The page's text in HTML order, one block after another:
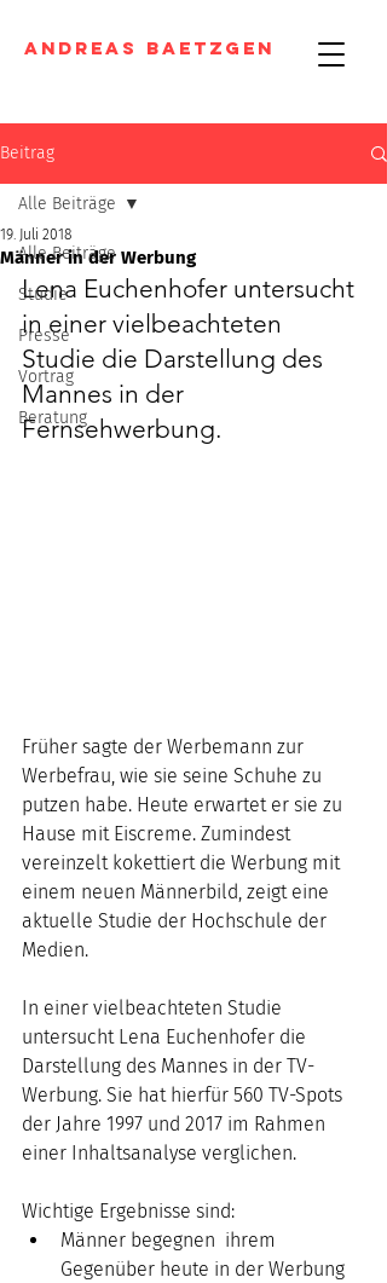
Andreas Baetzgen
Beitrag
Alle Beiträge
Studie
Presse
Vortrag
Beratung
Alle Beiträge
Männer in der Werbung
19. Juli 2018
Lena Euchenhofer untersucht
in einer vielbeachteten
Studie die Darstellung des
Mannes in der
Fernsehwerbung.
Früher sagte der Werbemann zur
Werbefrau, wie sie seine Schuhe zu
putzen habe. Heute erwartet er sie zu
Hause mit Eiscreme. Zumindest
vereinzelt kokettiert die Werbung mit
einem neuen Männerbild, zeigt eine
aktuelle Studie der Hochschule der
Medien.
In einer vielbeachteten Studie
untersucht Lena Euchenhofer die
Darstellung des Mannes in der TV-
Werbung. Sie hat hierfür 560 TV-Spots
der Jahre 1997 und 2017 im Rahmen
einer Inhaltsanalyse verglichen.
Wichtige Ergebnisse sind:
Männer begegnen  ihrem
Gegenüber heute in der Werbung